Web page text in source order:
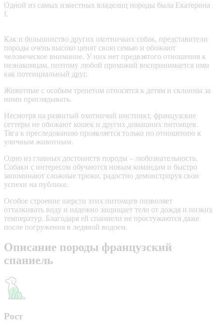
Одной из самых известных владелиц породы была Екатерина᠎
I.
Как и большинство других охотничьих собак, представители
породы очень высоко ценят свою семью и обожают
человеческое внимание. У них нет предвзятого отношения к
незнакомцам, поэтому любой прохожий воспринимается ими
как потенциальный друг.
Животные с особым трепетом относятся к детям и склонны за
ними приглядывать.
Несмотря на развитый охотничий инстинкт, французские
сеттеры не обижают кошек и других домашних питомцев.
Тяга к преследованию проявляется только по отношению к
уличным животным.
Одно из главных достоинств породы – любознательность.
Собаки с интересом обучаются новым командам и быстро
запоминают сложные трюки, радостно демонстрируя свои
успехи на публике.
Особое строение шерсти этих питомцев позволяет
отталкивать воду и надежно защищает тело от дождя и низких
температур. Благодаря ей спаниели не простужаются даже
после погружения в ледяной водоем.
Описание породы французский
спаниель
Рост